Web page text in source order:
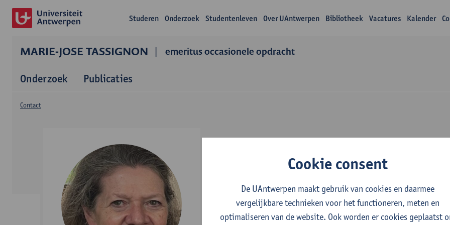
Studeren Onderzoek Studentenleven Over UAntwerpen Bibliotheek Vacatures Kalender
MARIE-JOSE TASSIGNON emeritus occasionele opdracht
Onderzoek Publicaties
Over Marie-Jose
Contact
Cookie consent
De UAntwerpen maakt gebruik van cookies en daarmee
vergelijkbare technieken voor het functioneren, meten en
optimaliseren van de website. Ook worden er cookies geplaatst